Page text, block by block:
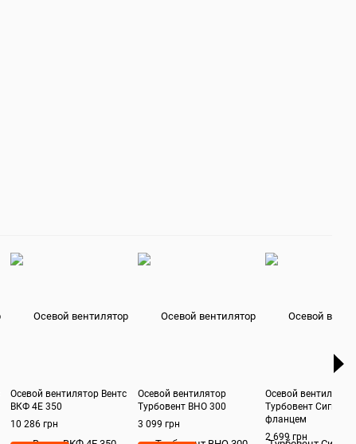
Осевой вентилятор Вентс
ВКФ 4Е 350
10 286 грн
Осевой вентилятор
Турбовент ВНО 300
3 099 грн
Осевой вентилятор
Турбовент Сигма
фланцем
2 699 грн